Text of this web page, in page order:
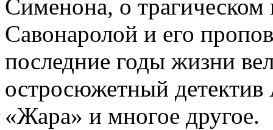
Сименона, о трагическом
Савонаролой и его
последние годы жизни
остросюжетный детектив
«Жара» и многое другое.